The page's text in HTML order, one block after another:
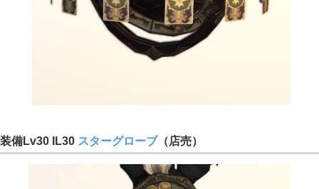
装備Lv30 IL30 スターグローブ（店売）